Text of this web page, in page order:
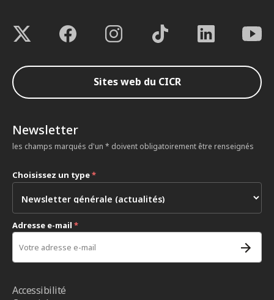
Sites web du CICR
Newsletter
les champs marqués d'un * doivent obligatoirement être renseignés
Choisissez un type*
Adresse e-mail *
Accessibilité